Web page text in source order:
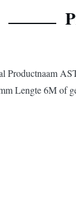
Productnaam
Lengte 6M of